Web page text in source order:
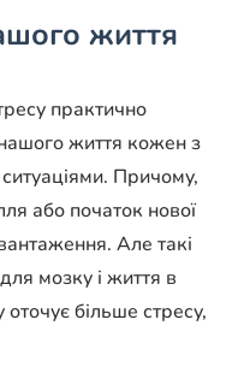
життя
практично
життя кожен з
Причому,
або початок нової
Але такі
мозку і життя в
більше стресу,